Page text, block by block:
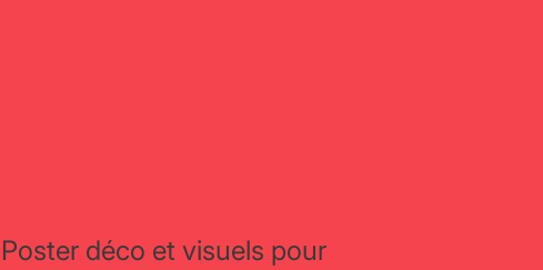
Poster déco et visuels pour